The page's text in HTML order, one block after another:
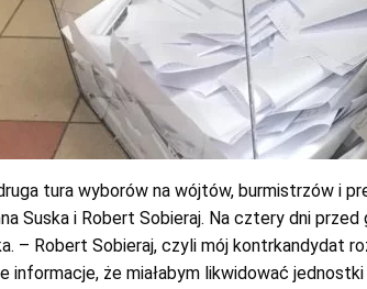
tura wyborów na wójtów, burmistrzów i
Suska i Robert Sobieraj. Na cztery dni
– Robert Sobieraj, czyli mój kontrkandydat
informacje, że miałabym likwidować